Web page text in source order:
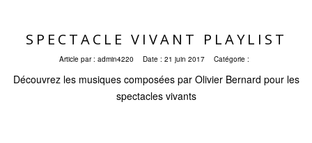
SPECTACLE VIVANT PLAYLIST
Article par : admin4220 Date : 21 juin 2017 Catégorie :
Découvrez les musiques composées par Olivier Bernard pour les
spectacles vivants